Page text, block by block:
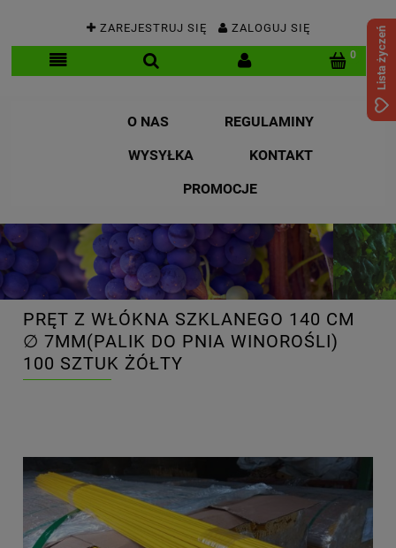
ZAREJESTRUJ SIĘ ZALOGUJ SIĘ
O NAS
REGULAMINY
WYSYŁKA
KONTAKT
PROMOCJE
PRĘT Z WŁÓKNA SZKLANEGO 140 CM
∅ 7MM(PALIK DO PNIA WINOROŚLI)
100 SZTUK ŻÓŁTY
Lista życzeń